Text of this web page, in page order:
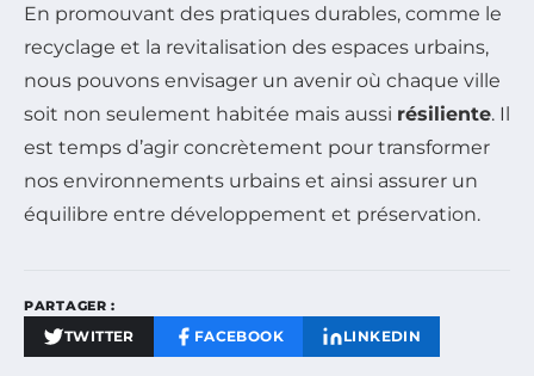
En promouvant des pratiques durables, comme le
recyclage et la revitalisation des espaces urbains,
nous pouvons envisager un avenir où chaque ville
soit non seulement habitée mais aussi résiliente. Il
est temps d’agir concrètement pour transformer
nos environnements urbains et ainsi assurer un
équilibre entre développement et préservation.
PARTAGER :
TWITTER FACEBOOK LINKEDIN